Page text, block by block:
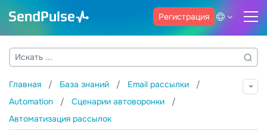
Регистрация
Главная База знаний
Email рассылки
Automation
Сценарии автоворонки
Автоматизация рассылок